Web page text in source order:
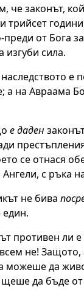
че законът,
трийсет
от Бога
сила.
е
а на Авраама
е даден
се отнася
с ръка
не бива
един.
противен ли
не! Защото,
можеше да
да бъде от